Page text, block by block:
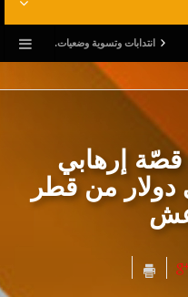
وتسوية وضعيات.. وترفيع في أجور
إرهابي
دولار من قطر